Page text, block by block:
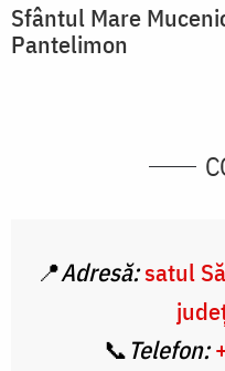
Sfântul Mare
Pantelimon
📍Adresă: satul
📞 Telefon: